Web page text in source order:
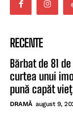
RECENTE
Bărbat de 81
curtea unui
pună capăt
DRAMĂ august 9,